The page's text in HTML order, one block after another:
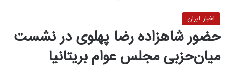
اخبار ایران
حضور شاهزاده رضا پهلوی در نشست
میان‌حزبی مجلس عوام بریتانیا